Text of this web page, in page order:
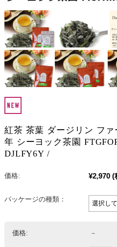
紅茶 茶葉 ダージリン フ
年 シーヨック茶園
DJLFY6Y /
価格: ¥2,970 (
パッケージの種類：
価格: －